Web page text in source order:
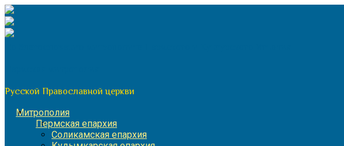
Перейти
к
содержимому
Русской Православной церкви
Митрополия
Пермская епархия
Соликамская епархия